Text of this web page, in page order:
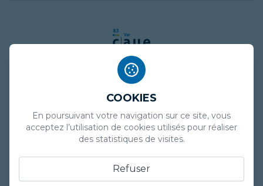
Politique de confidentialité
Marchés publics
COOKIES
En poursuivant votre navigation sur ce site, vous
acceptez l’utilisation de cookies utilisés pour réaliser
des statistiques de visites.
Refuser